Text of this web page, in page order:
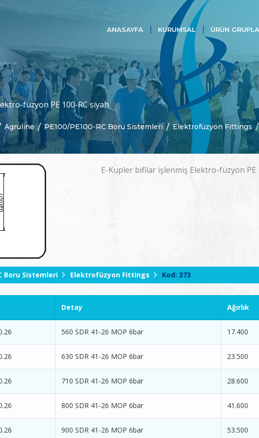
ANASAYFA KURUMSAL ÜRÜN
füzyon PE 100-RC siyah
Agruline PE100/PE100-RC Boru Sistemleri Elektrofüzyon Fittings
E-Kupler bifilar işlenmiş Elektro-füzyon PE
Boru Sistemleri Elektrofüzyon Fittings Kod: 373
Detay Ağırlık
560 SDR 41-26 MOP 6bar 17.400
630 SDR 41-26 MOP 6bar 23.500
710 SDR 41-26 MOP 6bar 28.600
800 SDR 41-26 MOP 6bar 41.600
900 SDR 41-26 MOP 6bar 53.500